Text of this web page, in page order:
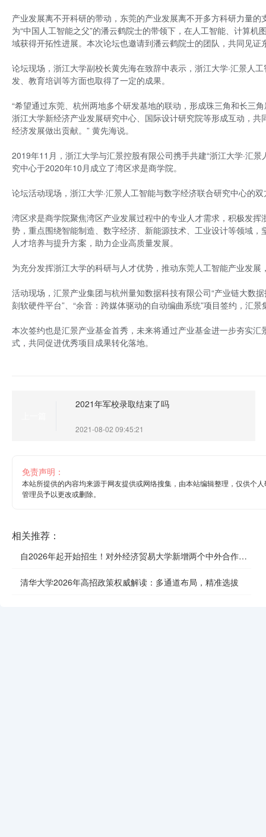
产业发展离不开科研的带动，东莞的产业发展离不开多方科研力量
为“中国人工智能之父”的潘云鹤院士的带领下，在人工智能、计算
域获得开拓性进展。本次论坛也邀请到潘云鹤院士的团队，共同见
论坛现场，浙江大学副校长黄先海在致辞中表示，浙江大学·汇景人
发、教育培训等方面也取得了一定的成果。
“希望通过东莞、杭州两地多个研发基地的联动，形成珠三角和长三
浙江大学新经济产业发展研究中心、国际设计研究院等形成互动，
经济发展做出贡献。” 黄先海说。
2019年11月，浙江大学与汇景控股有限公司携手共建“浙江大学·汇
究中心于2020年10月成立了湾区求是商学院。
论坛活动现场，浙江大学·汇景人工智能与数字经济联合研究中心的
湾区求是商学院聚焦湾区产业发展过程中的专业人才需求，积极发
势，重点围绕智能制造、数字经济、新能源技术、工业设计等领域
人才培养与提升方案，助力企业高质量发展。
为充分发挥浙江大学的科研与人才优势，推动东莞人工智能产业发
活动现场，汇景产业集团与杭州量知数据科技有限公司“产业链大数
刻软硬件平台”、“余音：跨媒体驱动的自动编曲系统”项目签约，汇
本次签约也是汇景产业基金首秀，未来将通过产业基金进一步夯实
式，共同促进优秀项目成果转化落地。
2021年军校录取结束了吗
2021-08-02 09:45:21
免责声明：
本站所提供的内容均来源于网友提供或网络搜集，由本站编辑整理，仅供个
管理员予以更改或删除。
相关推荐：
自2026年起开始招生！对外经济贸易大学新增两个中外合作办
学项目
清华大学2026年高招政策权威解读：多通道布局，精准选拔